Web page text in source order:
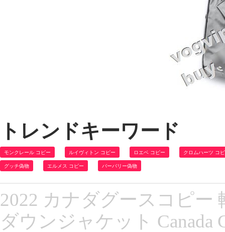
トレンドキーワード
モンクレール コピー ルイヴィトン コピー ロエベ コピー クロムハーツ コ
グッチ偽物 エルメス コピー バーバリー偽物
2022 カナダグースコピー
ダウンジャケット Canada